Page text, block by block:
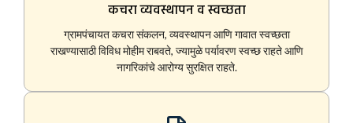
कचरा व्यवस्थापन व स्वच्छता
ग्रामपंचायत कचरा संकलन, व्यवस्थापन आणि गावात स्वच्छता
राखण्यासाठी विविध मोहीम राबवते, ज्यामुळे पर्यावरण स्वच्छ राहते आणि
नागरिकांचे आरोग्य सुरक्षित राहते.